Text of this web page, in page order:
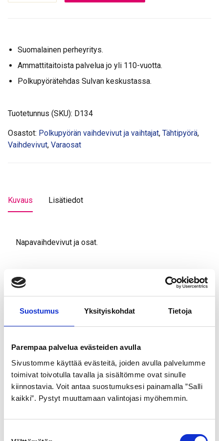
Suostumus Yksityiskohdat Tietoja
Parempaa palvelua evästeiden avulla
Sivustomme käyttää evästeitä, joiden avulla palvelumme
toimivat toivotulla tavalla ja sisältömme ovat sinulle
kiinnostavia. Voit antaa suostumuksesi painamalla ”Salli
kaikki”. Pystyt muuttamaan valintojasi myöhemmin.
3-
määräSuomalainen perheyritys.
Ammattitaitoista palvelua jo yli 110-vuotta.
Polkupyörätehdas Sulvan keskustassa.
Tuotetunnus (SKU): D134
Osastot: Polkupyörän vaihdevivut ja vaihtajat, Tähtipyörä,
Vaihdevivut, Varaosat
Kuvaus Lisätiedot
Napavaihdevivut ja osat.
Tutustu myös